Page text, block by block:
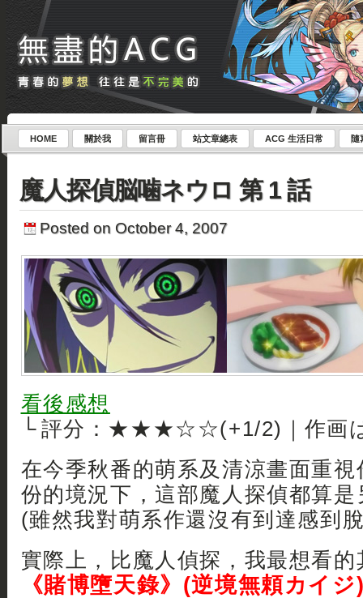
HOME 關於我 留言冊 站文章總表 ACG 生活日常 隨
魔人探偵脳噛ネウロ 第 1 話
Posted on October 4, 2007
看後感想
└ 評分：★★★☆☆(+1/2)｜作画
在今季秋番的萌系及清涼畫面重
份的境況下，這部魔人探偵都算
(雖然我對萌系作還沒有到達感到
實際上，比魔人偵探，我最想看的
《賭博墮天錄》(逆境無頼カイジ